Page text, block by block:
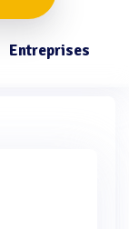
Entreprises